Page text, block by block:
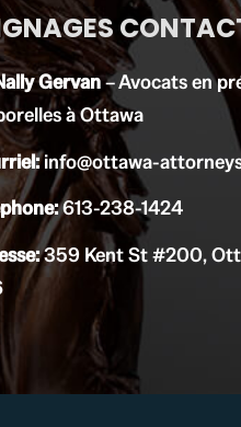
Gervan– Avocats en
à Ottawa
info@ottawa-
613-238-1424
359 Kent St #200,